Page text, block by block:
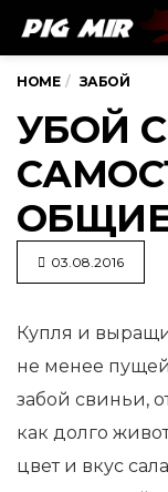
HOME ЗАБОЙ
УБОЙ
03.08.2016
Купля и
не менее
забой свиньи,
как долго
цвет и вкус